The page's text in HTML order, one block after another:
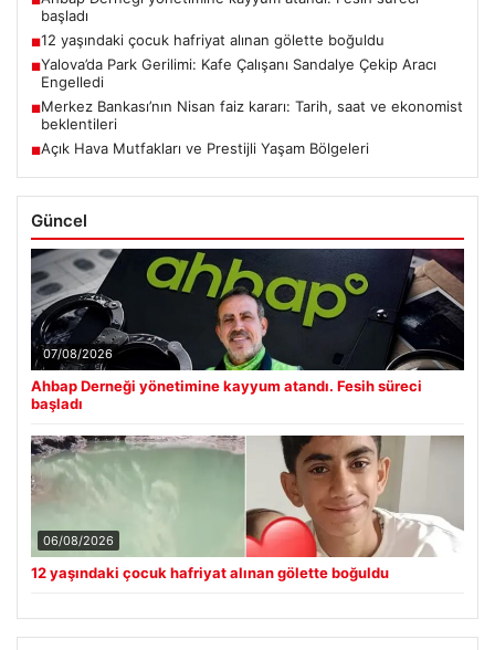
başladı
■12 yaşındaki çocuk hafriyat alınan gölette boğuldu
■Yalova’da Park Gerilimi: Kafe Çalışanı Sandalye Çekip Aracı
Engelledi
■Merkez Bankası’nın Nisan faiz kararı: Tarih, saat ve ekonomist
beklentileri
■Açık Hava Mutfakları ve Prestijli Yaşam Bölgeleri
Güncel
07/08/2026
Ahbap Derneği yönetimine kayyum atandı. Fesih süreci
başladı
06/08/2026
12 yaşındaki çocuk hafriyat alınan gölette boğuldu